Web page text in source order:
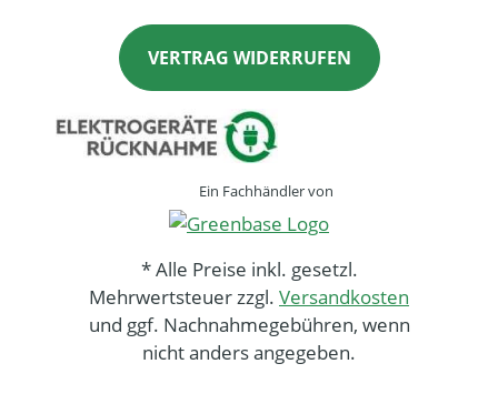
VERTRAG WIDERRUFEN
Ein Fachhändler von
* Alle Preise inkl. gesetzl.
Mehrwertsteuer zzgl. Versandkosten
und ggf. Nachnahmegebühren, wenn
nicht anders angegeben.